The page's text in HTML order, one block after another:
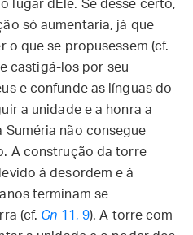
lugar dEle. Se desse certo,
só aumentaria, já que
o que se propusessem (cf.
castigá-los por seu
e confunde as línguas do
a unidade e a honra a
Suméria não consegue
A construção da torre
à desordem e à
terminam se
(cf. Gn 11, 9). A torre com